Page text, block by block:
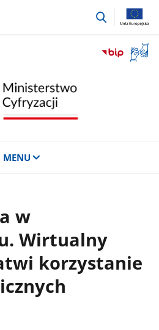
przejdź
okno
MENU
w
Wirtualny
korzystanie